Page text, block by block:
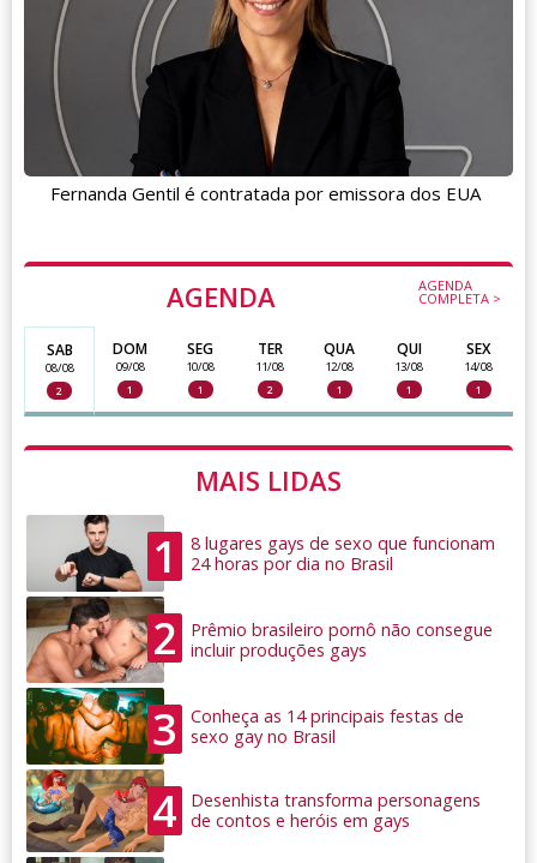
AGENDA AGENDA
COMPLETA >
SAB
08/08
2
DOM
09/08
1
SEG
10/08
1
TER
11/08
2
QUA
12/08
1
QUI
13/08
1
SEX
14/08
1
MAIS LIDAS
1
8 lugares gays de sexo que funcionam
24 horas por dia no Brasil
2
Prêmio brasileiro pornô não consegue
incluir produções gays
3
Conheça as 14 principais festas de
sexo gay no Brasil
4
Desenhista transforma personagens
de contos e heróis em gays
Fernanda Gentil é contratada por emissora dos EUA